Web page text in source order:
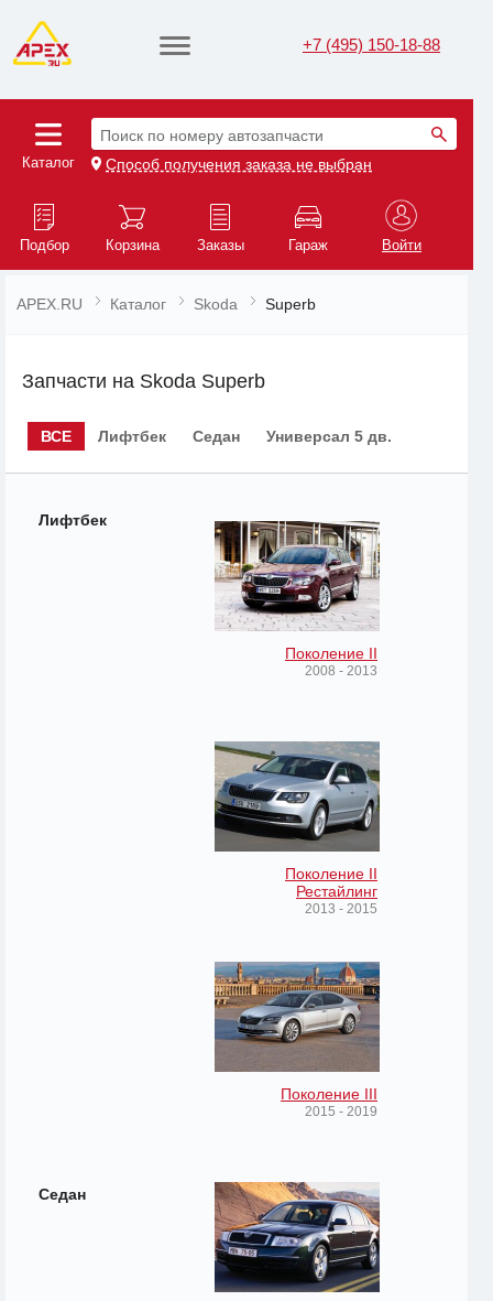
+7 (495) 150-18-88
Каталог
Поиск по номеру автозапчасти
Способ получения заказа не выбран
Подбор Корзина Заказы Гараж Войти
APEX.RU Каталог Skoda Superb
Запчасти на Skoda Superb
ВСЕ Лифтбек Седан Универсал 5 дв.
Лифтбек
Поколение II
2008 - 2013
Поколение II
Рестайлинг
2013 - 2015
Поколение III
2015 - 2019
Седан